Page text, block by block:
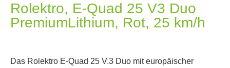
Rolektro, E-Quad 25 V3 Duo
PremiumLithium, Rot, 25 km/h
Das Rolektro E-Quad 25 V.3 Duo mit europäischer